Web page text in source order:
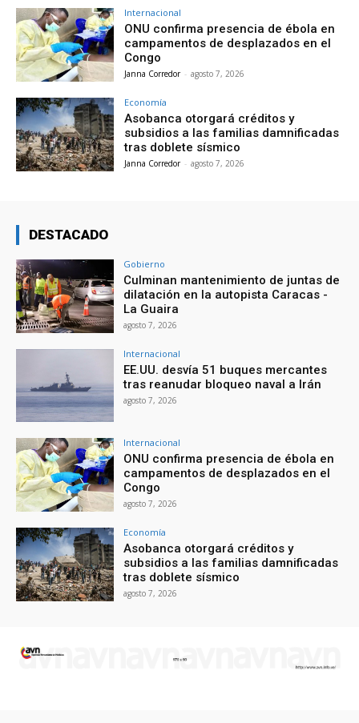
Internacional
ONU confirma presencia de ébola en
campamentos de desplazados en el
Congo
Janna Corredor - agosto 7, 2026
Economía
Asobanca otorgará créditos y
subsidios a las familias damnificadas
tras doblete sísmico
Janna Corredor - agosto 7, 2026
DESTACADO
Gobierno
Culminan mantenimiento de juntas de
dilatación en la autopista Caracas -
La Guaira
agosto 7, 2026
Internacional
EE.UU. desvía 51 buques mercantes
tras reanudar bloqueo naval a Irán
agosto 7, 2026
Internacional
ONU confirma presencia de ébola en
campamentos de desplazados en el
Congo
agosto 7, 2026
Economía
Asobanca otorgará créditos y
subsidios a las familias damnificadas
tras doblete sísmico
agosto 7, 2026